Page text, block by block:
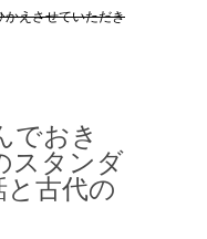
かえさせていただき
でおき
スタンダ
古代の